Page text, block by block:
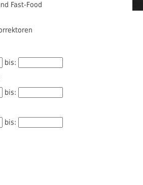
Fast-Food
bis:
bis:
bis: